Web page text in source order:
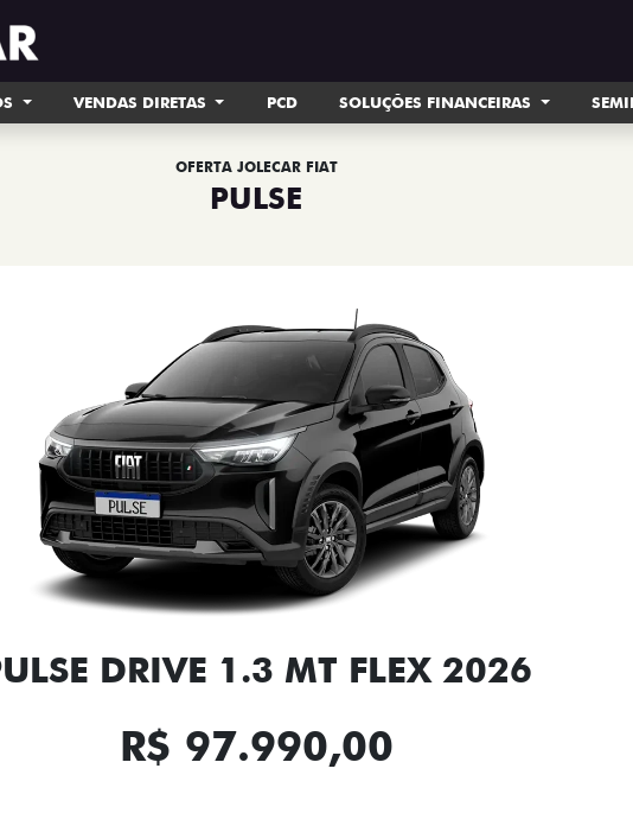
VENDAS DIRETAS PCD SOLUÇÕES FINANCEIRAS
OFERTA JOLECAR FIAT
PULSE
DRIVE 1.3 MT FLEX 2026
R$ 97.990,00